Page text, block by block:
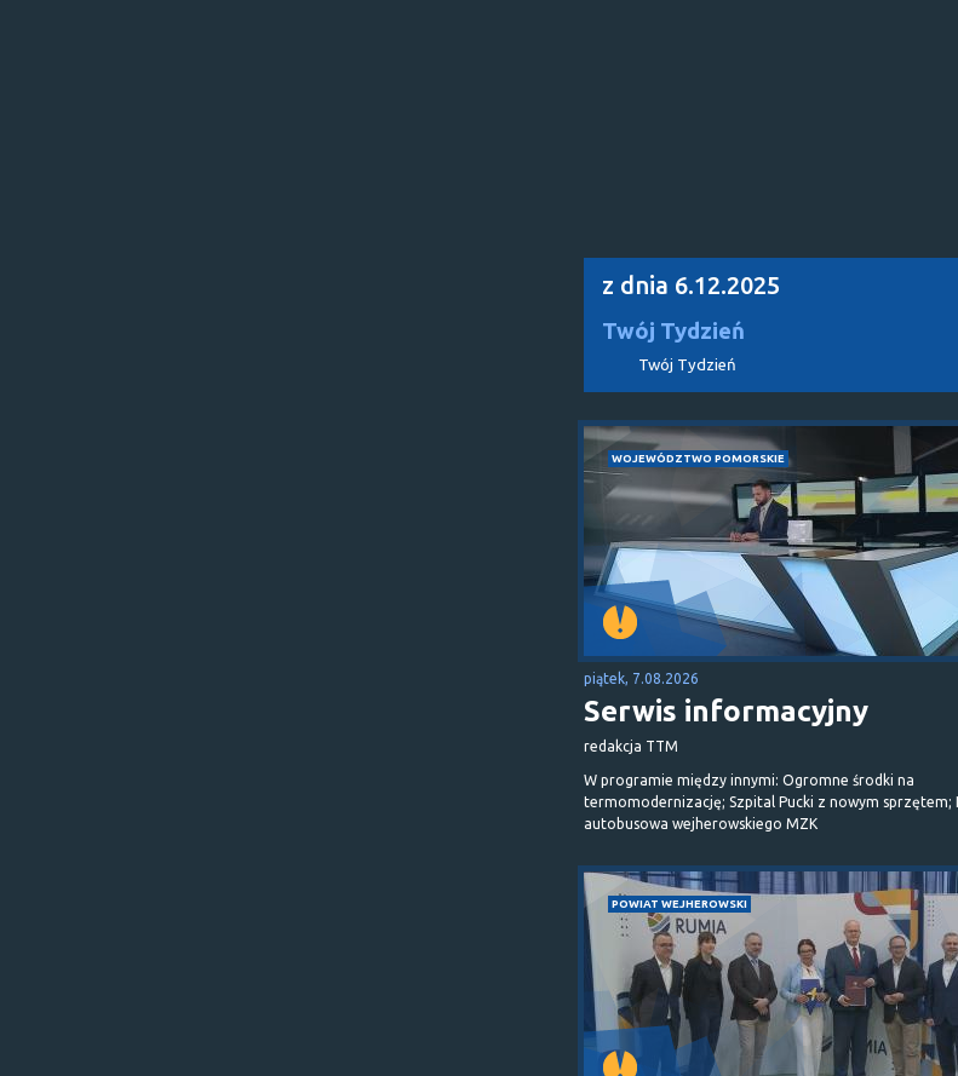
z dnia 6.12.2025
Twój Tydzień
Twój Tydzień
WOJEWÓDZTWO POMORSKIE
piątek, 7.08.2026
Serwis informacyjny
redakcja TTM
W programie między innymi: Ogromne środki na
termomodernizację; Szpital Pucki z nowym sprzętem;
autobusowa wejherowskiego MZK
POWIAT WEJHEROWSKI